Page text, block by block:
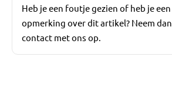
Heb je een foutje gezien of heb je een
opmerking over dit artikel? Neem dan
contact met ons op.